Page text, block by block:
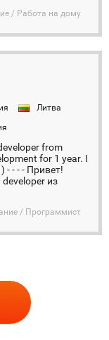
/ Работа на дому
Литва
from
for 1 year. I
- - - - Привет!
из
/ Программист